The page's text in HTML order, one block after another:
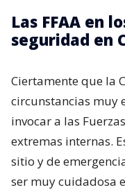
Las FFAA en
seguridad en
Ciertamente que la
circunstancias muy
invocar a las
extremas internas.
sitio y de
ser muy cuidadosa